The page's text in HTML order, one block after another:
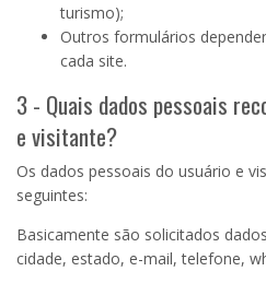
turismo);
Outros formulários
cada site.
3 - Quais dados pessoais
e visitante?
Os dados pessoais do usuário e
seguintes:
Basicamente são solicitados
cidade, estado, e-mail, telefone,